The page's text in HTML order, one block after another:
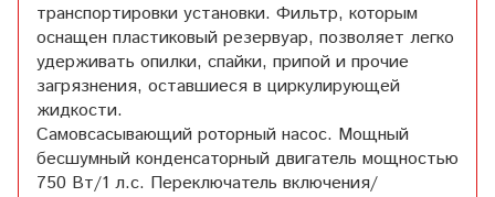
транспортировки установки. Фильтр, которым
оснащен пластиковый резервуар, позволяет легко
удерживать опилки, спайки, припой и прочие
загрязнения, оставшиеся в циркулирующей
жидкости.
Самовсасывающий роторный насос. Мощный
бесшумный конденсаторный двигатель мощностью
750 Вт/1 л.с. Переключатель включения/